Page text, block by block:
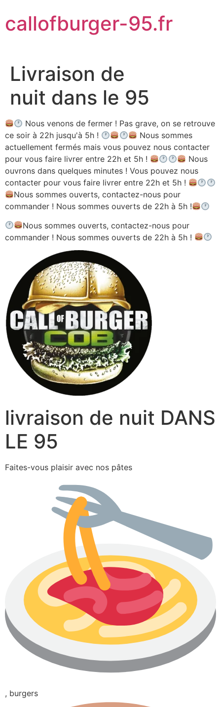
contenu
callofburger-95.fr
Livraison de
nuit dans le 95
Nous venons de fermer ! Pas grave, on se retrouve
ce soir à 22h jusqu'à 5h !
Nous sommes
actuellement fermés mais vous pouvez nous contacter
pour vous faire livrer entre 22h et 5h !
Nous
ouvrons dans quelques minutes ! Vous pouvez nous
contacter pour vous faire livrer entre 22h et 5h !
Nous sommes ouverts, contactez-nous pour
commander ! Nous sommes ouverts de 22h à 5h !
Nous sommes ouverts, contactez-nous pour
commander ! Nous sommes ouverts de 22h à 5h !
livraison de nuit DANS
LE 95
Faites-vous plaisir avec nos pâtes
, burgers